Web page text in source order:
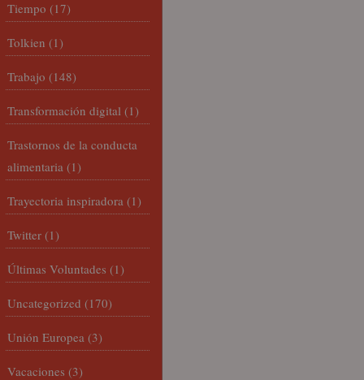
Tiempo (17)
Tolkien (1)
Trabajo (148)
Transformación digital (1)
Trastornos de la conducta
alimentaria (1)
Trayectoria inspiradora (1)
Twitter (1)
Últimas Voluntades (1)
Uncategorized (170)
Unión Europea (3)
Vacaciones (3)